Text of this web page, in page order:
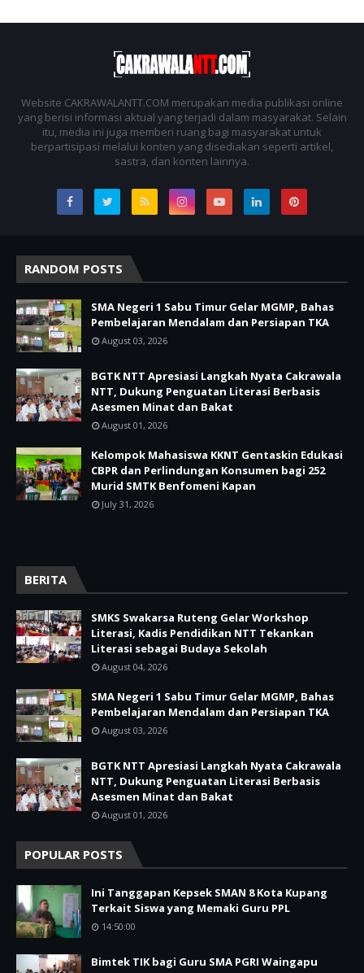
Website CAKRAWALANTT.COM merupakan media publikasi online
yang berisi informasi aktual yang terjadi dalam masyarakat. Selain
itu, media ini juga memberi ruang bagi masyarakat untuk
berpartisipasi melalui konten yang disediakan seperti artikel,
sastra, dan konten lainnya.
RANDOM POSTS
SMA Negeri 1 Sabu Timur Gelar MGMP, Bahas
Pembelajaran Mendalam dan Persiapan TKA
August 03, 2026
BGTK NTT Apresiasi Langkah Nyata Cakrawala
NTT, Dukung Penguatan Literasi Berbasis
Asesmen Minat dan Bakat
August 01, 2026
Kelompok Mahasiswa KKNT Gentaskin Edukasi
CBPR dan Perlindungan Konsumen bagi 252
Murid SMTK Benfomeni Kapan
July 31, 2026
BERITA
SMKS Swakarsa Ruteng Gelar Workshop
Literasi, Kadis Pendidikan NTT Tekankan
Literasi sebagai Budaya Sekolah
August 04, 2026
SMA Negeri 1 Sabu Timur Gelar MGMP, Bahas
Pembelajaran Mendalam dan Persiapan TKA
August 03, 2026
BGTK NTT Apresiasi Langkah Nyata Cakrawala
NTT, Dukung Penguatan Literasi Berbasis
Asesmen Minat dan Bakat
August 01, 2026
POPULAR POSTS
Ini Tanggapan Kepsek SMAN 8 Kota Kupang
Terkait Siswa yang Memaki Guru PPL
14:50:00
Bimtek TIK bagi Guru SMA PGRI Waingapu